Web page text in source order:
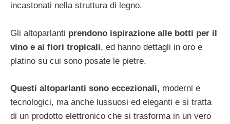
incastonati nella struttura di legno.
Gli altoparlanti prendono ispirazione alle botti per il
vino e ai fiori tropicali, ed hanno dettagli in oro e
platino su cui sono posate le pietre.
Questi altoparlanti sono eccezionali, moderni e
tecnologici, ma anche lussuosi ed eleganti e si tratta
di un prodotto elettronico che si trasforma in un vero